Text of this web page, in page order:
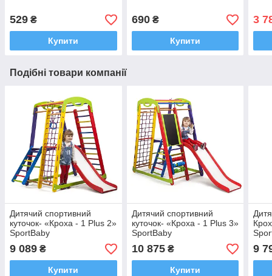
529 ₴
Купити
690₴
Купити
3
Подібні товари компанії
Дитячий спортивний
куточок- «Кроха - 1 Plus 2»
SportBaby
9 089 ₴
Купити
Дитячий спортивний
куточок- «Кроха - 1 Plus 3»
SportBaby
10 875₴
Купити
9